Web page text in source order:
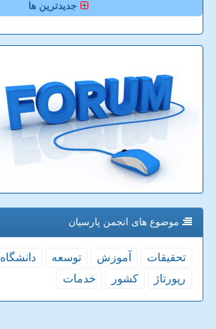
جدیدترین ها
موضوع های انجمن پارسیان
تحقیقات آموزش توسعه دانشگاه
رپورتاژ
كشور خدمات